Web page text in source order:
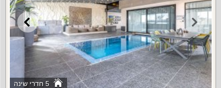
5 חדרי שינה